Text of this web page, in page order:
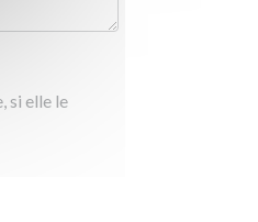
si elle le